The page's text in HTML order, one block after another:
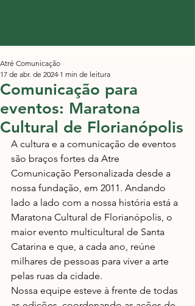
Comunicação para
eventos: Maratona
Cultural de Florianópolis
Atré Comunicação
17 de abr. de 2024 1 min de leitura
A cultura e a comunicação de eventos
são braços fortes da Atre
Comunicação Personalizada desde a
nossa fundação, em 2011. Andando
lado a lado com a nossa história está a
Maratona Cultural de Florianópolis, o
maior evento multicultural de Santa
Catarina e que, a cada ano, reúne
milhares de pessoas para viver a arte
pelas ruas da cidade.
Nossa equipe esteve à frente de todas